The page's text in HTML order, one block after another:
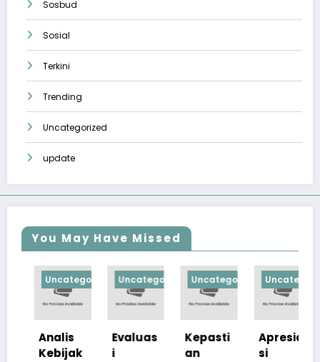
Sosbud
Sosial
Terkini
Trending
Uncategorized
update
You May Have Missed
Uncategorized
Analis
Kebijak
Uncategorized
Evaluas
Uncategorized
Kepasti
an
Uncategorized
Apresia